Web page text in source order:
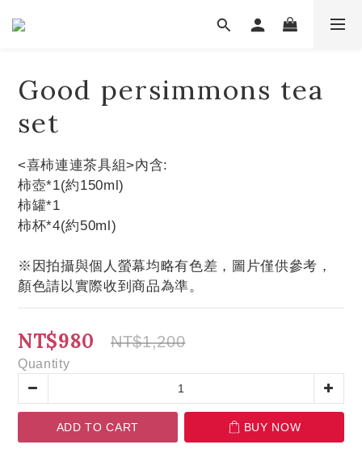
Good persimmons tea
set
<喜柿連連茶具組>內含:
柿壺*1(約150ml)
柿罐*1
柿杯*4(約50ml)
※因拍攝與個人螢幕均略有色差，圖片僅供參考，
顏色請以實際收到商品為準。
NT$980 NT$1,200
Quantity
ADD TO CART BUY NOW